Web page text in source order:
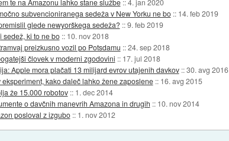
te na Amazonu lahko stane službe ::4. jan 2020
subvencioniranega sedeža v New Yorku ne bo :: 14. feb 2019
glede newyorškega sedeža? ::9. feb 2019
sedež, ki to ne bo :: 10. nov 2018
preizkusno vozil po Potsdamu ::24. sep 2018
človek v moderni zgodovini :: 17. jul 2018
Apple mora plačati 13 milijard evrov utajenih davkov ::30. avg 2016
eksperiment, kako daleč lahko žene zaposlene :: 16. avg 2015
že 15.000 robotov :: 1. dec 2014
o davčnih manevrih Amazona in drugih :: 10. nov 2014
posloval z izgubo :: 1. nov 2012